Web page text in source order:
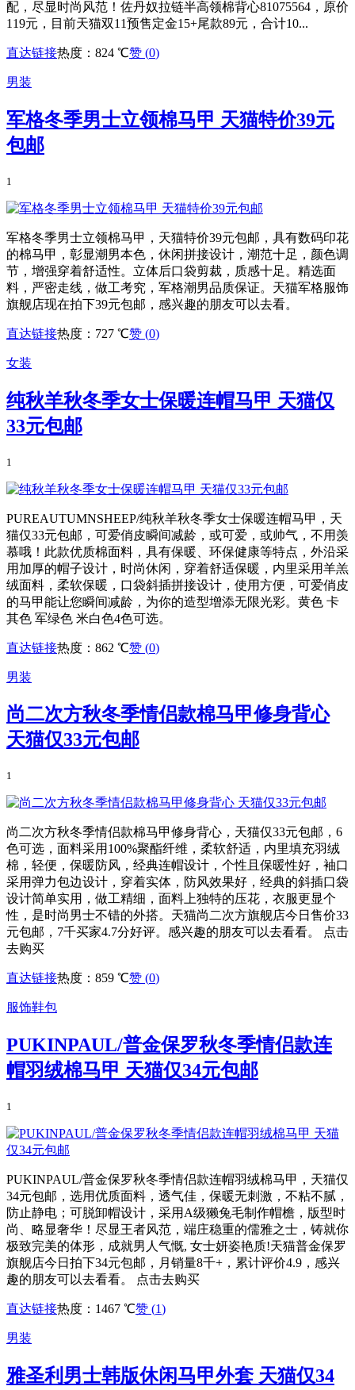
配，尽显时尚风范！佐丹奴拉链半高领棉背心81075564，原价
119元，目前天猫双11预售定金15+尾款89元，合计10...
直达链接热度：824 ℃赞 (0)
男装
军格冬季男士立领棉马甲 天猫特价39元
包邮
1
军格冬季男士立领棉马甲，天猫特价39元包邮，具有数码印花
的棉马甲，彰显潮男本色，休闲拼接设计，潮范十足，颜色调
节，增强穿着舒适性。立体后口袋剪裁，质感十足。精选面
料，严密走线，做工考究，军格潮男品质保证。天猫军格服饰
旗舰店现在拍下39元包邮，感兴趣的朋友可以去看。
直达链接热度：727 ℃赞 (0)
女装
纯秋羊秋冬季女士保暖连帽马甲 天猫仅
33元包邮
1
PUREAUTUMNSHEEP/纯秋羊秋冬季女士保暖连帽马甲，天
猫仅33元包邮，可爱俏皮瞬间减龄，或可爱，或帅气，不用羡
慕哦！此款优质棉面料，具有保暖、环保健康等特点，外沿采
用加厚的帽子设计，时尚休闲，穿着舒适保暖，内里采用羊羔
绒面料，柔软保暖，口袋斜插拼接设计，使用方便，可爱俏皮
的马甲能让您瞬间减龄，为你的造型增添无限光彩。黄色 卡
其色 军绿色 米白色4色可选。
直达链接热度：862 ℃赞 (0)
男装
尚二次方秋冬季情侣款棉马甲修身背心
天猫仅33元包邮
1
尚二次方秋冬季情侣款棉马甲修身背心，天猫仅33元包邮，6
色可选，面料采用100%聚酯纤维，柔软舒适，内里填充羽绒
棉，轻便，保暖防风，经典连帽设计，个性且保暖性好，袖口
采用弹力包边设计，穿着实体，防风效果好，经典的斜插口袋
设计简单实用，做工精细，面料上独特的压花，衣服更显个
性，是时尚男士不错的外搭。天猫尚二次方旗舰店今日售价33
元包邮，7千买家4.7分好评。感兴趣的朋友可以去看看。 点击
去购买
直达链接热度：859 ℃赞 (0)
服饰鞋包
PUKINPAUL/普金保罗秋冬季情侣款连
帽羽绒棉马甲 天猫仅34元包邮
1
PUKINPAUL/普金保罗秋冬季情侣款连帽羽绒棉马甲，天猫仅
34元包邮，选用优质面料，透气佳，保暖无刺激，不粘不腻，
防止静电；可脱卸帽设计，采用A级獭兔毛制作帽檐，版型时
尚、略显奢华！尽显王者风范，端庄稳重的儒雅之士，铸就你
极致完美的体形，成就男人气慨, 女士妍姿艳质!天猫普金保罗
旗舰店今日拍下34元包邮，月销量8千+，累计评价4.9，感兴
趣的朋友可以去看看。 点击去购买
直达链接热度：1467 ℃赞 (1)
男装
雅圣利男士韩版休闲马甲外套 天猫仅34